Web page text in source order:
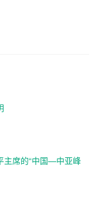
主席的“中国—中亚峰